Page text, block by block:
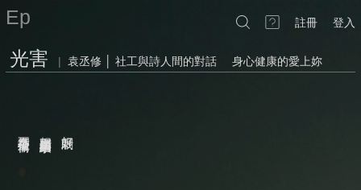
Ep 註冊 登入
光害 | 袁丞修 │ 社工與詩人間的對話 身心健康的愛上妳